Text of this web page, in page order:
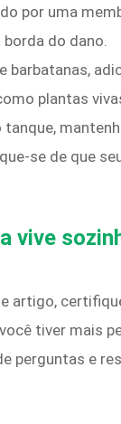
por uma
do dano.
barbatanas,
plantas
se de que
vive
artigo,
tiver mais
perguntas e